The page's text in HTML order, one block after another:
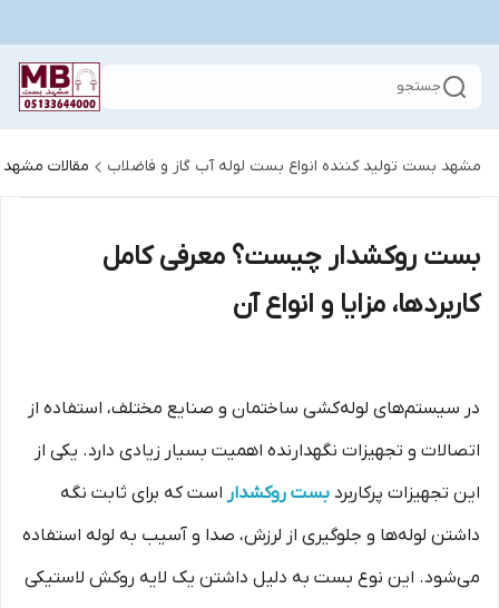
جستجو
مشهد بست تولید کننده انواع بست لوله آب گاز و فاضلاب مقالات
بست روکشدار چیست؟ معرفی کامل
کاربردها، مزایا و انواع آن
در سیستم‌های لوله‌کشی ساختمان و صنایع مختلف، استفاده از
اتصالات و تجهیزات نگهدارنده اهمیت بسیار زیادی دارد. یکی از
این تجهیزات پرکاربرد بست روکشدار است که برای ثابت نگه
داشتن لوله‌ها و جلوگیری از لرزش، صدا و آسیب به لوله استفاده
می‌شود. این نوع بست به دلیل داشتن یک لایه روکش لاستیکی